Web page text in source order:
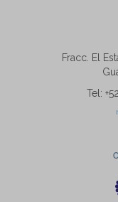
Fracc. El
Tel: